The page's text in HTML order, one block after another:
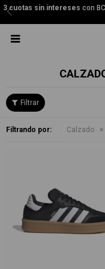
3 cuotas sin intereses con

Filtrando por: Calzado